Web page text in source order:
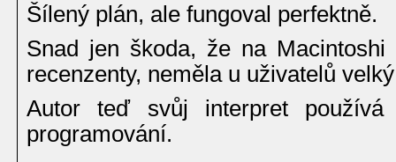
Šílený plán, ale fungoval perfektně.
Snad jen škoda, že na
recenzenty, neměla u uživatelů
Autor teď svůj interpret
programování.